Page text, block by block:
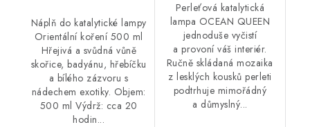
Náplň do katalytické lampy
Orientální koření 500 ml
Hřejivá a svůdná vůně
skořice, badyánu, hřebíčku
a bílého zázvoru s
nádechem exotiky. Objem:
500 ml Výdrž: cca 20
hodin...
Perleťová katalytická
lampa OCEAN QUEEN
jednoduše vyčistí
a provoní váš interiér.
Ručně skládaná mozaika
z lesklých kousků perleti
podtrhuje mimořádný
a důmyslný...